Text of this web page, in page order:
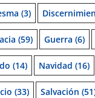
(3)
(59) Guerra (6)
(14) Navidad (16)
(33) Salvación